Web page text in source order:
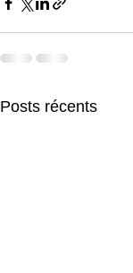
Posts récents